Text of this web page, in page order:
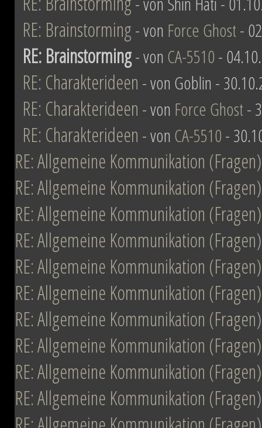
RE: Brainstorming- von Force Ghost-
RE: Brainstorming- von CA-5510-
RE: Charakterideen - von Goblin -
RE: Charakterideen - von Force Ghost-
RE: Charakterideen - von CA-5510-
RE: Allgemeine Kommunikation (Fragen)
RE: Allgemeine Kommunikation (Fragen)
RE: Allgemeine Kommunikation (Fragen)
RE: Allgemeine Kommunikation (Fragen)
RE: Allgemeine Kommunikation (Fragen)
RE: Allgemeine Kommunikation (Fragen)
RE: Allgemeine Kommunikation (Fragen)
RE: Allgemeine Kommunikation (Fragen)
RE: Allgemeine Kommunikation (Fragen)
RE: Allgemeine Kommunikation (Fragen)